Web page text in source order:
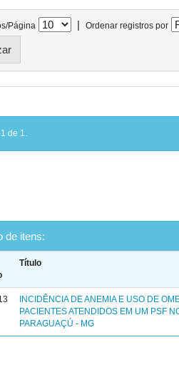
Página | Ordenar registros por
de 1.
de itens:
Título
INCIDÊNCIA DE ANEMIA E USO DE
PACIENTES ATENDIDOS EM UM PSF
PARAGUAÇÚ - MG